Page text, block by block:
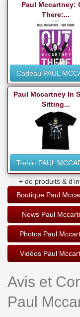
Paul Mccartney:
There:...
Cadeau PAUL
Paul Mccartney In
Sitting...
T-shirt PAUL
+ de produits &
Boutique Paul
News Paul
Photos Paul
Vidéos Paul
Avis et
Paul